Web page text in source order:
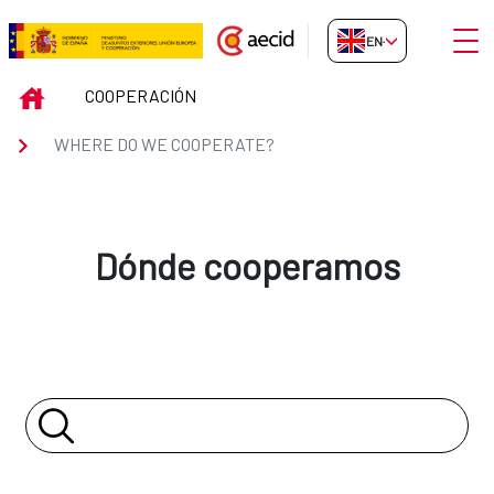
Skip to Main Content
WHERE DO WE COOPERATE?
EN-GB
INICIOCOOPERACIÓN
WHERE DO WE COOPERATE?
Dónde cooperamos